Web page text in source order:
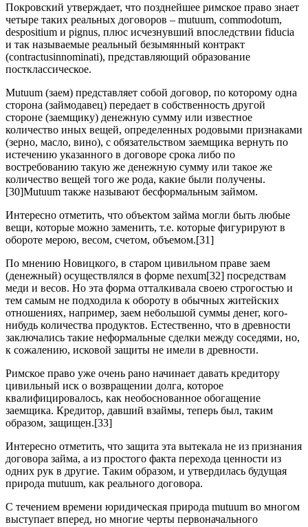
Покровский утверждает, что позднейшее римское право знает
четыре таких реальных договоров – mutuum, commodotum,
despositium и pignus, плюс исчезнувший впоследствии fiducia
и так называемые реальный безымянный контракт
(contractusinnominati), представляющий образование
постклассическое.
Mutuum (заем) представляет собой договор, по которому одна
сторона (займодавец) передает в собственность другой
стороне (заемщику) денежную сумму или известное
количество иных вещей, определенных родовыми признаками
(зерно, масло, вино), с обязательством заемщика вернуть по
истечению указанного в договоре срока либо по
востребованию такую же денежную сумму или такое же
количество вещей того же рода, какие были получены.
[30]Mutuum также называют бесформальным займом.
Интересно отметить, что объектом займа могли быть любые
вещи, которые можно заменить, т.е. которые фигурируют в
обороте мерою, весом, счетом, объемом.[31]
По мнению Новицкого, в старом цивильном праве заем
(денежный) осуществлялся в форме nexum[32] посредствам
меди и весов. Но эта форма отталкивала своею строгостью и
тем самым не подходила к обороту в обычных житейских
отношениях, например, заем небольшой суммы денег, кого-
нибудь количества продуктов. Естественно, что в древности
заключались такие неформальные сделки между соседями, но,
к сожалению, исковой защиты не имели в древности.
Римское право уже очень рано начинает давать кредитору
цивильный иск о возвращении долга, которое
квалифицировалось, как необоснованное обогащение
заемщика. Кредитор, давший взаймы, теперь был, таким
образом, защищен.[33]
Интересно отметить, что защита эта вытекала не из признания
договора займа, а из простого факта перехода ценности из
одних рук в другие. Таким образом, и утвердилась будущая
природа mutuum, как реального договора.
С течением времени юридическая природа mutuum во многом
выступает вперед, но многие черты первоначального